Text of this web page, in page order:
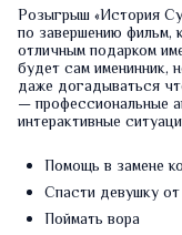
Розыгрыш «История
по завершению фильм,
отличным подарком
будет сам именинник,
даже догадываться
— профессиональные
интерактивные
Помощь в замене
Спасти девушку от
Поймать вора